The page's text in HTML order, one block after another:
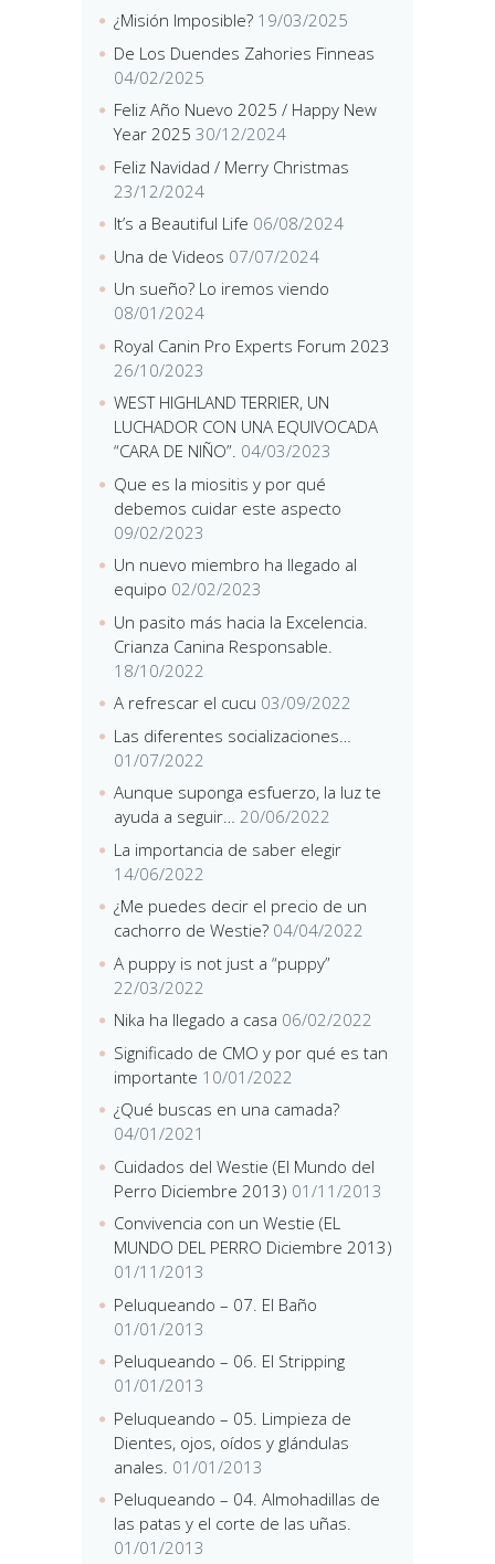
¿Misión Imposible? 19/03/2025
De Los Duendes Zahories Finneas
04/02/2025
Feliz Año Nuevo 2025 / Happy New
Year 2025 30/12/2024
Feliz Navidad / Merry Christmas
23/12/2024
It’s a Beautiful Life 06/08/2024
Una de Videos 07/07/2024
Un sueño? Lo iremos viendo
08/01/2024
Royal Canin Pro Experts Forum 2023
26/10/2023
WEST HIGHLAND TERRIER, UN
LUCHADOR CON UNA EQUIVOCADA
“CARA DE NIÑO”. 04/03/2023
Que es la miositis y por qué
debemos cuidar este aspecto
09/02/2023
Un nuevo miembro ha llegado al
equipo 02/02/2023
Un pasito más hacia la Excelencia.
Crianza Canina Responsable.
18/10/2022
A refrescar el cucu 03/09/2022
Las diferentes socializaciones…
01/07/2022
Aunque suponga esfuerzo, la luz te
ayuda a seguir… 20/06/2022
La importancia de saber elegir
14/06/2022
¿Me puedes decir el precio de un
cachorro de Westie? 04/04/2022
A puppy is not just a “puppy”
22/03/2022
Nika ha llegado a casa 06/02/2022
Significado de CMO y por qué es tan
importante 10/01/2022
¿Qué buscas en una camada?
04/01/2021
Cuidados del Westie (El Mundo del
Perro Diciembre 2013) 01/11/2013
Convivencia con un Westie (EL
MUNDO DEL PERRO Diciembre 2013)
01/11/2013
Peluqueando – 07. El Baño
01/01/2013
Peluqueando – 06. El Stripping
01/01/2013
Peluqueando – 05. Limpieza de
Dientes, ojos, oídos y glándulas
anales. 01/01/2013
Peluqueando – 04. Almohadillas de
las patas y el corte de las uñas.
01/01/2013